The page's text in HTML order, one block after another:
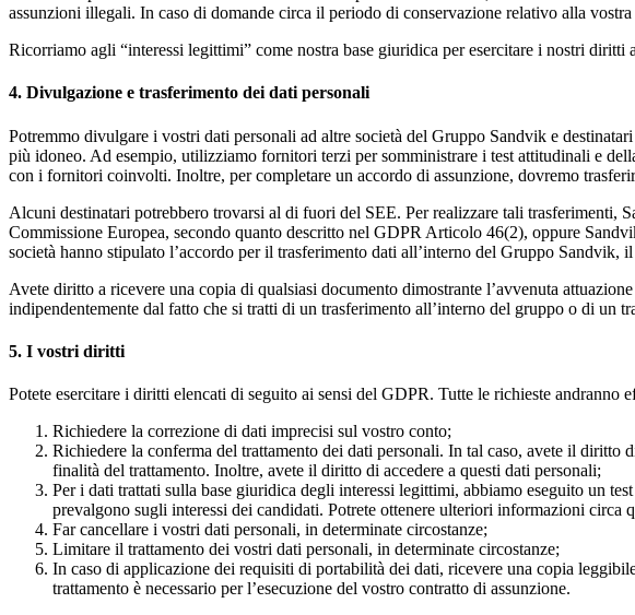
assunzioni illegali. In caso di domande circa il periodo di conservazione relativo alla
Ricorriamo agli “interessi legittimi” come nostra base giuridica per esercitare i nostri diritti
4. Divulgazione e trasferimento dei dati personali
Potremmo divulgare i vostri dati personali ad altre società del Gruppo Sandvik e
più idoneo. Ad esempio, utilizziamo fornitori terzi per somministrare i test attitudinali e
con i fornitori coinvolti. Inoltre, per completare un accordo di assunzione, dovremo
Alcuni destinatari potrebbero trovarsi al di fuori del SEE. Per realizzare tali
Commissione Europea, secondo quanto descritto nel GDPR Articolo 46(2), oppure
società hanno stipulato l’accordo per il trasferimento dati all’interno del Gruppo Sandvik,
Avete diritto a ricevere una copia di qualsiasi documento dimostrante l’avvenuta
indipendentemente dal fatto che si tratti di un trasferimento all’interno del gruppo o di un
5. I vostri diritti
Potete esercitare i diritti elencati di seguito ai sensi del GDPR. Tutte le richieste andranno
Richiedere la correzione di dati imprecisi sul vostro conto;
Richiedere la conferma del trattamento dei dati personali. In tal caso, avete il
finalità del trattamento. Inoltre, avete il diritto di accedere a questi dati personali;
Per i dati trattati sulla base giuridica degli interessi legittimi, abbiamo eseguito un
prevalgono sugli interessi dei candidati. Potrete ottenere ulteriori informazioni circa
Far cancellare i vostri dati personali, in determinate circostanze;
Limitare il trattamento dei vostri dati personali, in determinate circostanze;
In caso di applicazione dei requisiti di portabilità dei dati, ricevere una copia
trattamento è necessario per l’esecuzione del vostro contratto di assunzione.